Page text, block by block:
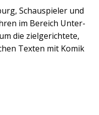
Schau­spie­ler und
im Bereich Unter­
die ziel­ge­rich­te­te,
Tex­ten mit Komik